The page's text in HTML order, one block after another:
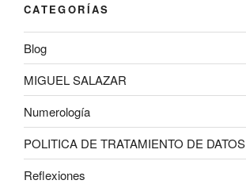
CATEGORÍAS
Blog
MIGUEL SALAZAR
Numerología
POLITICA DE TRATAMIENTO DE DATOS
Reflexiones